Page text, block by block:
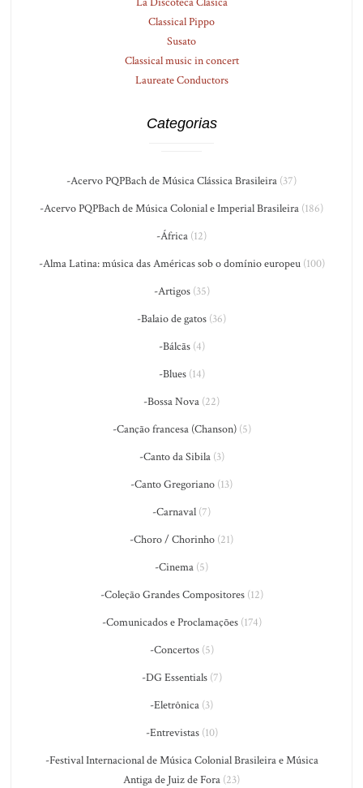
Classical Pippo
Susato
Classical music in concert
Laureate Conductors
Categorias
-Acervo PQPBach de Música Clássica Brasileira (37)
-Acervo PQPBach de Música Colonial e Imperial Brasileira (186)
-África (12)
-Alma Latina: música das Américas sob o domínio europeu(100)
-Artigos(35)
-Balaio de gatos (36)
-Bálcãs(4)
-Blues(14)
-Bossa Nova (22)
-Canção francesa (Chanson)(5)
-Canto da Sibila(3)
-Canto Gregoriano (13)
-Carnaval (7)
-Choro / Chorinho (21)
-Cinema (5)
-Coleção Grandes Compositores(12)
-Comunicados e Proclamações(174)
-Concertos(5)
-DG Essentials(7)
-Eletrônica (3)
-Entrevistas(10)
-Festival Internacional de Música Colonial Brasileira e Música
Antiga de Juiz de Fora (23)